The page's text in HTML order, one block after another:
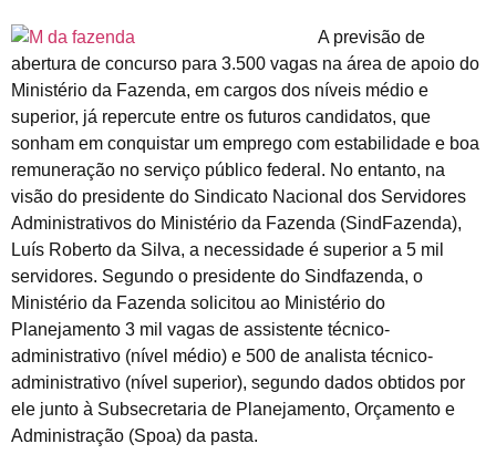
A previsão de
abertura de concurso para 3.500 vagas na área de apoio do
Ministério da Fazenda, em cargos dos níveis médio e
superior, já repercute entre os futuros candidatos, que
sonham em conquistar um emprego com estabilidade e boa
remuneração no serviço público federal. No entanto, na
visão do presidente do Sindicato Nacional dos Servidores
Administrativos do Ministério da Fazenda (SindFazenda),
Luís Roberto da Silva, a necessidade é superior a 5 mil
servidores. Segundo o presidente do Sindfazenda, o
Ministério da Fazenda solicitou ao Ministério do
Planejamento 3 mil vagas de assistente técnico-
administrativo (nível médio) e 500 de analista técnico-
administrativo (nível superior), segundo dados obtidos por
ele junto à Subsecretaria de Planejamento, Orçamento e
Administração (Spoa) da pasta.